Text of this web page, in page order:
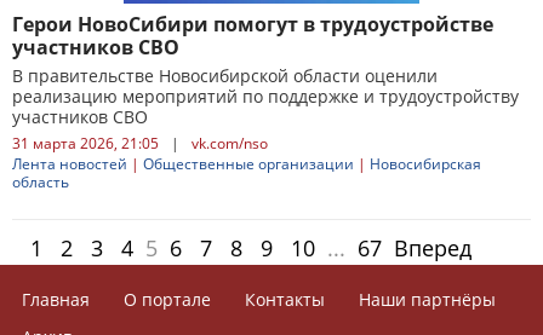
Герои НовоСибири помогут в трудоустройстве
участников СВО
В правительстве Новосибирской области оценили
реализацию мероприятий по поддержке и трудоустройству
участников СВО
31 марта 2026, 21:05 |
vk.com/nso
Лента новостей | Общественные организации | Новосибирская
область
1 2 3 4 5 6 7 8 9 10 ... 67 Вперед
Главная О портале Контакты
Наши партнёры